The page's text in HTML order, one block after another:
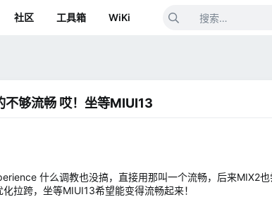
社区 工具箱 WiKi
够流畅 哎！坐等MIUI13
什么调教也没搞，直接用那叫一个流畅，后来MIX2
拉跨，坐等MIUI13希望能变得流畅起来！